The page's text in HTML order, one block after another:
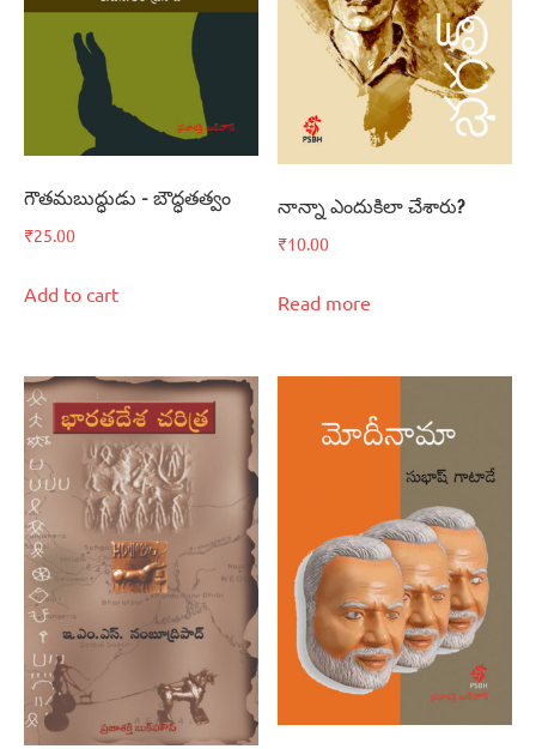
గౌతమబుద్ధుడు – బౌద్ధతత్వం
₹25.00
Add to cart
నాన్నా ఎందుకిలా చేశారు?
₹10.00
Read more